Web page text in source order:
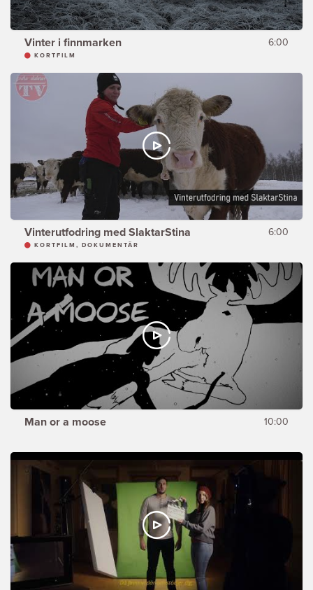
Vinter i finnmarken 6:00
KORTFILM
Vinterutfodring med SlaktarStina 6:00
KORTFILM, DOKUMENTÄR
Man or a moose 10:00